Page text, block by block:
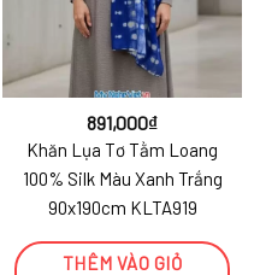
891,000₫
Khăn Lụa Tơ Tằm Loang
100% Silk Màu Xanh Trắng
90x190cm KLTA919
THÊM VÀO GIỎ